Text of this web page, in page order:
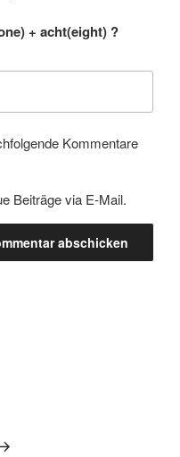
+ acht(eight) ?
Kommentare
Beiträge via E-Mail.